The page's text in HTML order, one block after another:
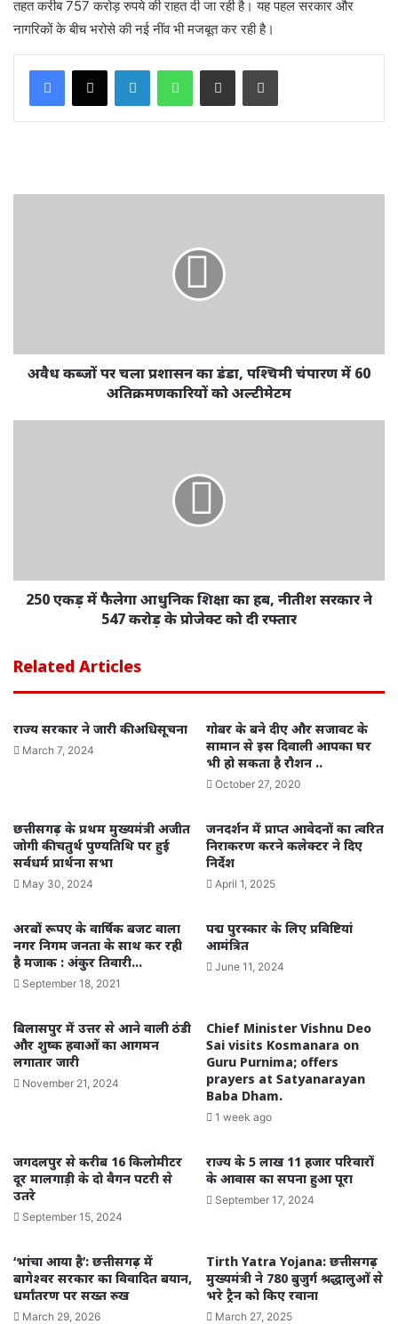
तहत करीब 757 करोड़ रुपये की राहत दी जा रही है। यह पहल सरकार और
नागरिकों के बीच भरोसे की नई नींव भी मजबूत कर रही है।
LinkedInWhatsAppShare via Email Print
अवैध कब्जों पर चला प्रशासन का डंडा, पश्चिमी चंपारण में 60
अतिक्रमणकारियों को अल्टीमेटम
250 एकड़ में फैलेगा आधुनिक शिक्षा का हब, नीतीश सरकार ने
547 करोड़ के प्रोजेक्ट को दी रफ्तार
Related Articles
राज्य सरकार ने जारी की अधिसूचना
March 7, 2024
गोबर के बने दीए और सजावट के
सामान से इस दिवाली आपका घर
भी हो सकता है रौशन ..
October 27, 2020
छत्तीसगढ़ के प्रथम मुख्यमंत्री अजीत
जोगी की चतुर्थ पुण्यतिथि पर हुई
सर्वधर्म प्रार्थना सभा
May 30, 2024
जनदर्शन में प्राप्त आवेदनों का त्वरित
निराकरण करने कलेक्टर ने दिए
निर्देश
April 1, 2025
अरबों रूपए के वार्षिक बजट वाला
नगर निगम जनता के साथ कर रही
है मजाक : अंकुर तिवारी…
September 18, 2021
पद्म पुरस्कार के लिए प्रविष्टियां
आमंत्रित
June 11, 2024
बिलासपुर में उत्तर से आने वाली ठंडी
और शुष्क हवाओं का आगमन
लगातार जारी
November 21, 2024
Chief Minister Vishnu Deo
Sai visits Kosmanara on
Guru Purnima; offers
prayers at Satyanarayan
Baba Dham.
1 week ago
जगदलपुर से करीब 16 किलोमीटर
दूर मालगाड़ी के दो वैगन पटरी से
उतरे
September 15, 2024
राज्य के 5 लाख 11 हजार परिवारों
के आवास का सपना हुआ पूरा
September 17, 2024
‘भांचा आया है’: छत्तीसगढ़ में
बागेश्वर सरकार का विवादित बयान,
धर्मांतरण पर सख्त रुख
March 29, 2026
Tirth Yatra Yojana: छत्तीसगढ़
मुख्यमंत्री ने 780 बुजुर्ग श्रद्धालुओं से
भरे ट्रैन को किए रवाना
March 27, 2025